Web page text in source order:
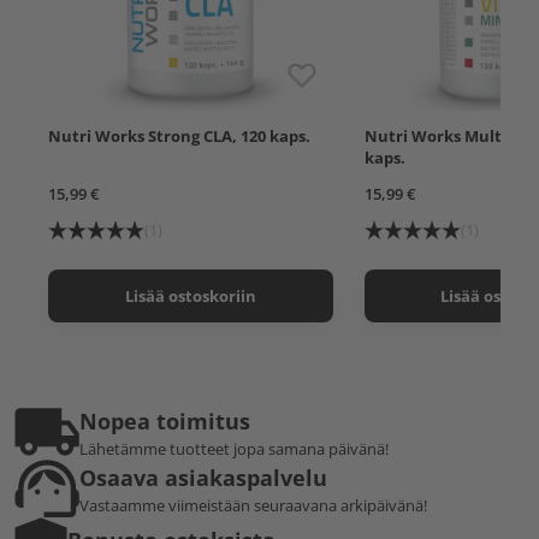
Nutri Works Strong CLA, 120 kaps.
15,99 €
Lisää ostoskoriin
Nutri Works
kaps.
15,99 €
Lisää
Nopea toimitus
Lähetämme tuotteet jopa samana päivänä!
Osaava asiakaspalvelu
Vastaamme viimeistään seuraavana arkipäivänä!